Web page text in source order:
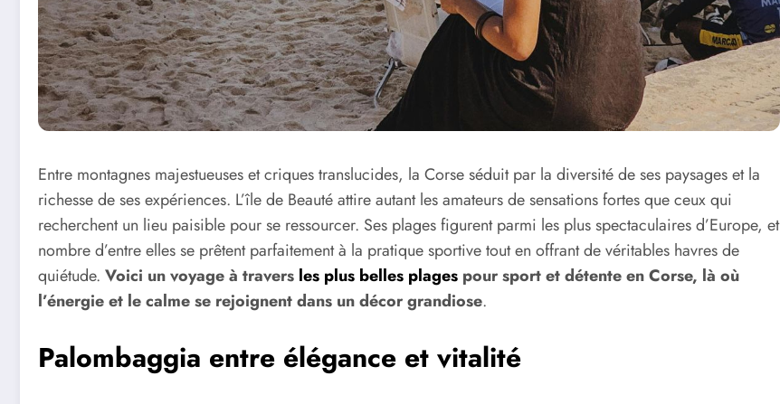
Entre montagnes majestueuses et criques translucides, la Corse séduit par la diversité de ses paysages et la
richesse de ses expériences. L’île de Beauté attire autant les amateurs de sensations fortes que ceux qui
recherchent un lieu paisible pour se ressourcer. Ses plages figurent parmi les plus spectaculaires d’Europe, et
nombre d’entre elles se prêtent parfaitement à la pratique sportive tout en offrant de véritables havres de
quiétude. Voici un voyage à travers les plus belles plages pour sport et détente en Corse, là où
l’énergie et le calme se rejoignent dans un décor grandiose.
Palombaggia entre élégance et vitalité